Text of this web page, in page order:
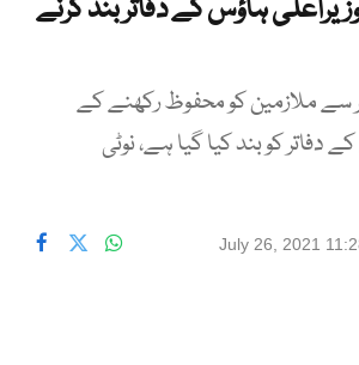
ہاؤس کے دفاتر بند کرنے
سے ملازمین کو محفوظ رکھنے کے
دفاتر کو بند کیا گیا ہے، نوٹی
July 26, 2021